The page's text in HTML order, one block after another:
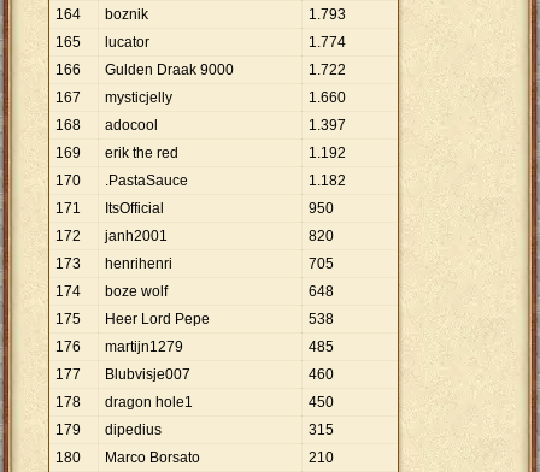
164
boznik 1.793
165
lucator 1.774
166
Gulden Draak 9000 1.722
167
mysticjelly 1.660
168
adocool 1.397
169
erik the red 1.192
170
.PastaSauce 1.182
171
ItsOfficial
950
172
janh2001
820
173
henrihenri
705
174
boze wolf
648
175
Heer Lord Pepe
538
176
martijn1279
485
177
Blubvisje007
460
178
dragon hole1
450
179
dipedius
315
180
Marco Borsato
210